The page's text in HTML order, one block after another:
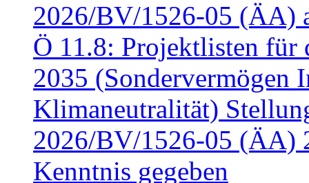
2026/BV/1526-05 (ÄA)
Ö 11.8: Projektlisten für
2035 (Sondervermögen
Klimaneutralität)
2026/BV/1526-05 (ÄA)
Kenntnis gegeben